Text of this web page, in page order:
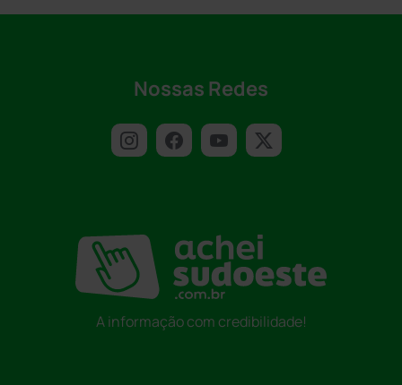
Nossas Redes
A informação com credibilidade!